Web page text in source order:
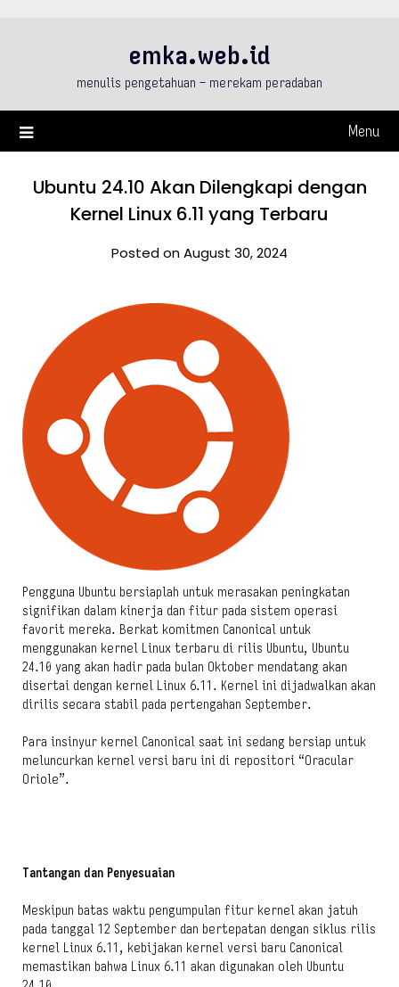
emka.web.id
menulis pengetahuan – merekam peradaban
Menu
Ubuntu 24.10 Akan Dilengkapi dengan
Kernel Linux 6.11 yang Terbaru
Posted on August 30, 2024
Pengguna Ubuntu bersiaplah untuk merasakan peningkatan
signifikan dalam kinerja dan fitur pada sistem operasi
favorit mereka. Berkat komitmen Canonical untuk
menggunakan kernel Linux terbaru di rilis Ubuntu, Ubuntu
24.10 yang akan hadir pada bulan Oktober mendatang akan
disertai dengan kernel Linux 6.11. Kernel ini dijadwalkan akan
dirilis secara stabil pada pertengahan September.
Para insinyur kernel Canonical saat ini sedang bersiap untuk
meluncurkan kernel versi baru ini di repositori “Oracular
Oriole”.
Tantangan dan Penyesuaian
Meskipun batas waktu pengumpulan fitur kernel akan jatuh
pada tanggal 12 September dan bertepatan dengan siklus rilis
kernel Linux 6.11, kebijakan kernel versi baru Canonical
memastikan bahwa Linux 6.11 akan digunakan oleh Ubuntu